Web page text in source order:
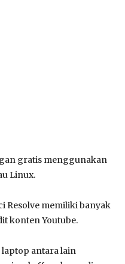
gratis menggunakan
Linux.
Resolve memiliki banyak
konten Youtube.
antara lain